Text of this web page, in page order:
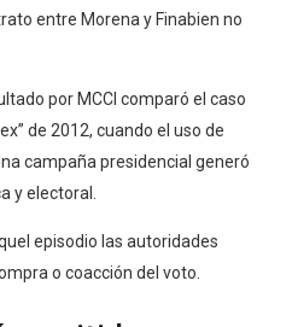
entre Morena y Finabien no
por MCCI comparó el caso
de 2012, cuando el uso de
campaña presidencial generó
y electoral.
episodio las autoridades
o coacción del voto.